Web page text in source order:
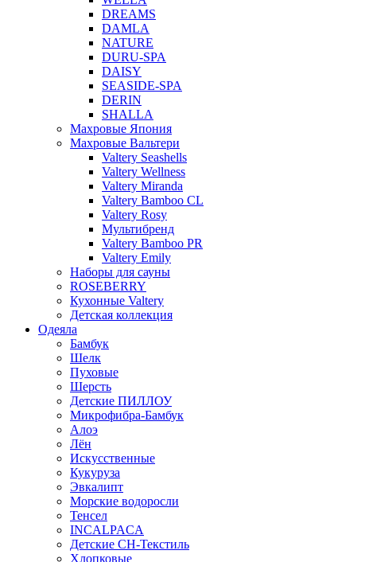
DREAMS
DAMLA
NATURE
DURU-SPA
DAISY
SEASIDE-SPA
DERIN
SHALLA
Махровые Япония
Махровые Вальтери
Valtery Seashells
Valtery Wellness
Valtery Miranda
Valtery Bamboo CL
Valtery Rosy
Мультибренд
Valtery Bamboo PR
Valtery Emily
Наборы для сауны
ROSEBERRY
Кухонные Valtery
Детская коллекция
Одеяла
Бамбук
Шелк
Пуховые
Шерсть
Детские ПИЛЛОУ
Микрофибра-Бамбук
Алоэ
Лён
Искусственные
Кукуруза
Эвкалипт
Морские водоросли
Тенсел
INCALPACA
Детские СН-Текстиль
Хлопковые